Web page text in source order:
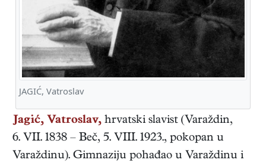
JAGIĆ, Vatroslav
Jagić, Vatroslav, hrvatski slavist (Varaždin,
6. VII. 1838 – Beč, 5. VIII. 1923., pokopan u
Varaždinu). Gimnaziju pohađao u Varaždinu i